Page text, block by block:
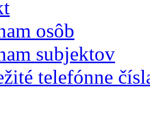
osôb
subjektov
telefónne